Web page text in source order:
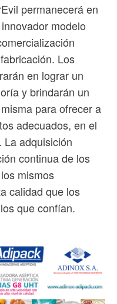
permanecerá en
modelo
Los
en lograr un
y brindarán un
para ofrecer a
adecuados, en el
La adquisición
continua de los
mismos
calidad que los
que confían.